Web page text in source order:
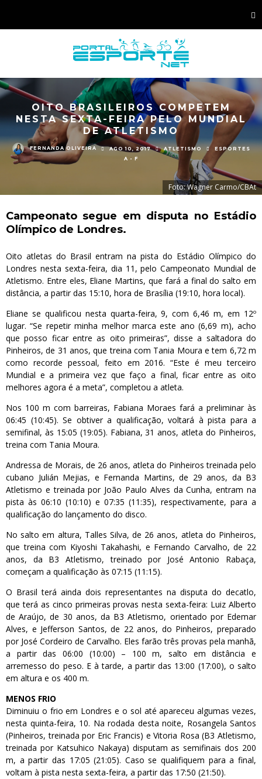
OITO BRASILEIROS COMPETEM
NESTA SEXTA-FEIRA PELO MUNDIAL
DE ATLETISMO
FERNANDA OLIVEIRA AGO 10, 2017 ATLETISMO
ESPORTES
A - F
Foto: Wagner Carmo/CBAt
Campeonato segue em disputa no Estádio
Olímpico de Londres.
Oito atletas do Brasil entram na pista do Estádio Olímpico do
Londres nesta sexta-feira, dia 11, pelo Campeonato Mundial de
Atletismo. Entre eles, Eliane Martins, que fará a final do salto em
distância, a partir das 15:10, hora de Brasília (19:10, hora local).
Eliane se qualificou nesta quarta-feira, 9, com 6,46 m, em 12º
lugar. “Se repetir minha melhor marca este ano (6,69 m), acho
que posso ficar entre as oito primeiras”, disse a saltadora do
Pinheiros, de 31 anos, que treina com Tania Moura e tem 6,72 m
como recorde pessoal, feito em 2016. “Este é meu terceiro
Mundial e a primeira vez que faço a final, ficar entre as oito
melhores agora é a meta”, completou a atleta.
Nos 100 m com barreiras, Fabiana Moraes fará a preliminar às
06:45 (10:45). Se obtiver a qualificação, voltará à pista para a
semifinal, às 15:05 (19:05). Fabiana, 31 anos, atleta do Pinheiros,
treina com Tania Moura.
Andressa de Morais, de 26 anos, atleta do Pinheiros treinada pelo
cubano Julián Mejias, e Fernanda Martins, de 29 anos, da B3
Atletismo e treinada por João Paulo Alves da Cunha, entram na
pista às 06:10 (10:10) e 07:35 (11:35), respectivamente, para a
qualificação do lançamento do disco.
No salto em altura, Talles Silva, de 26 anos, atleta do Pinheiros,
que treina com Kiyoshi Takahashi, e Fernando Carvalho, de 22
anos, da B3 Atletismo, treinado por José Antonio Rabaça,
começam a qualificação às 07:15 (11:15).
O Brasil terá ainda dois representantes na disputa do decatlo,
que terá as cinco primeiras provas nesta sexta-feira: Luiz Alberto
de Araújo, de 30 anos, da B3 Atletismo, orientado por Edemar
Alves, e Jefferson Santos, de 22 anos, do Pinheiros, preparado
por José Cordeiro de Carvalho. Eles farão três provas pela manhã,
a partir das 06:00 (10:00) – 100 m, salto em distância e
arremesso do peso. E à tarde, a partir das 13:00 (17:00), o salto
em altura e os 400 m.
MENOS FRIO
Diminuiu o frio em Londres e o sol até apareceu algumas vezes,
nesta quinta-feira, 10. Na rodada desta noite, Rosangela Santos
(Pinheiros, treinada por Eric Francis) e Vitoria Rosa (B3 Atletismo,
treinada por Katsuhico Nakaya) disputam as semifinais dos 200
m, a partir das 17:05 (21:05). Caso se qualifiquem para a final,
voltam à pista nesta sexta-feira, a partir das 17:50 (21:50).